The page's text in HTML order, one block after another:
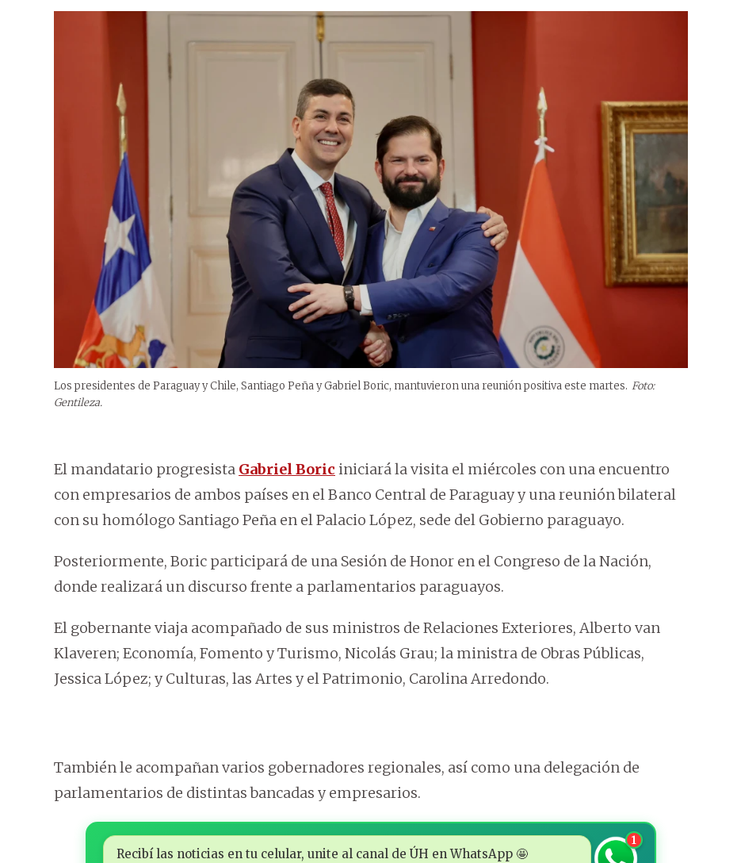
Los presidentes de Paraguay y Chile, Santiago Peña y Gabriel Boric, mantuvieron una reunión positiva este martes. Foto:
Gentileza.
El mandatario progresista Gabriel Boric iniciará la visita el miércoles con una encuentro
con empresarios de ambos países en el Banco Central de Paraguay y una reunión bilateral
con su homólogo Santiago Peña en el Palacio López, sede del Gobierno paraguayo.
Posteriormente, Boric participará de una Sesión de Honor en el Congreso de la Nación,
donde realizará un discurso frente a parlamentarios paraguayos.
El gobernante viaja acompañado de sus ministros de Relaciones Exteriores, Alberto van
Klaveren; Economía, Fomento y Turismo, Nicolás Grau; la ministra de Obras Públicas,
Jessica López; y Culturas, las Artes y el Patrimonio, Carolina Arredondo.
También le acompañan varios gobernadores regionales, así como una delegación de
parlamentarios de distintas bancadas y empresarios.
Recibí las noticias en tu celular, unite al canal de ÚH en WhatsApp 🤩
1